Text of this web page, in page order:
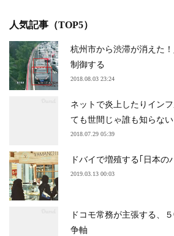
人気記事（TOP5）
杭州市から渋滞が消えた
制御する
2018.08.03 23:24
ネットで炎上したりイン
ても世間じゃ誰も知らない
2018.07.29 05:39
ドバイで増殖する｢日本の
2019.03.13 00:03
ドコモ常務が主張する、
争軸